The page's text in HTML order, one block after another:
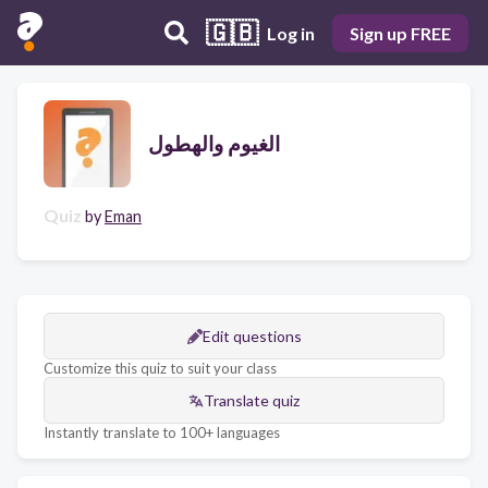
🇬🇧 Log in Sign up FREE
الغيوم والهطول
Quiz byEman
Edit questions
Customize this quiz to suit your class
Translate quiz
Instantly translate to 100+ languages